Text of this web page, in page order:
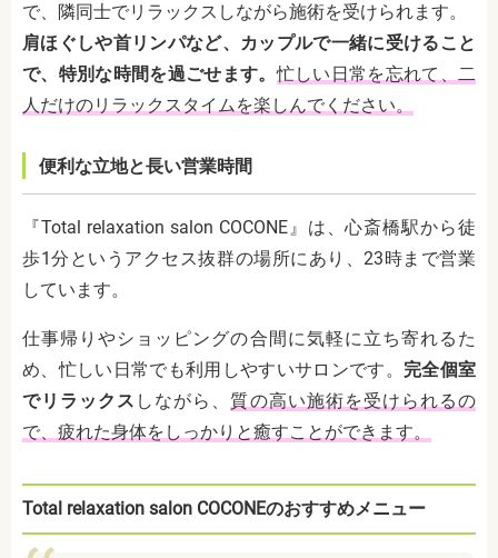
で、隣同士でリラックスしながら施術を受けられます。
肩ほぐしや首リンパなど、カップルで一緒に受けること
で、特別な時間を過ごせます。忙しい日常を忘れて、二
人だけのリラックスタイムを楽しんでください。
便利な立地と長い営業時間
『Total relaxation salon COCONE』は、心斎橋駅から徒
歩1分というアクセス抜群の場所にあり、23時まで営業
しています。
仕事帰りやショッピングの合間に気軽に立ち寄れるた
め、忙しい日常でも利用しやすいサロンです。 完全個室
でリラックス しながら、 質の高い施術を受けられるの
で、疲れた身体をしっかりと癒すことができます。
Total relaxation salon COCONEのおすすめメニュー